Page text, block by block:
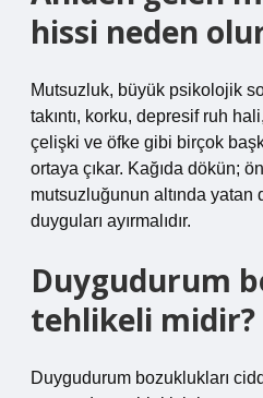
hissi neden
Mutsuzluk, büyük psikolojik
takıntı, korku, depresif ruh
çelişki ve öfke gibi birçok
ortaya çıkar. Kağıda dökün;
mutsuzluğunun altında yatan
duyguları ayırmalıdır.
Duygudurum
tehlikeli midir?
Duygudurum bozuklukları